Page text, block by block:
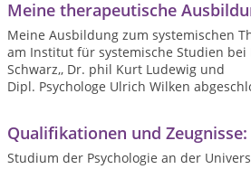
Meine therapeutische
Meine Ausbildung zum systemischen
am Institut für systemische Studien bei
Schwarz,, Dr. phil Kurt Ludewig und
Dipl. Psychologe Ulrich Wilken
Qualifikationen und Zeugnisse:
Studium der Psychologie an der